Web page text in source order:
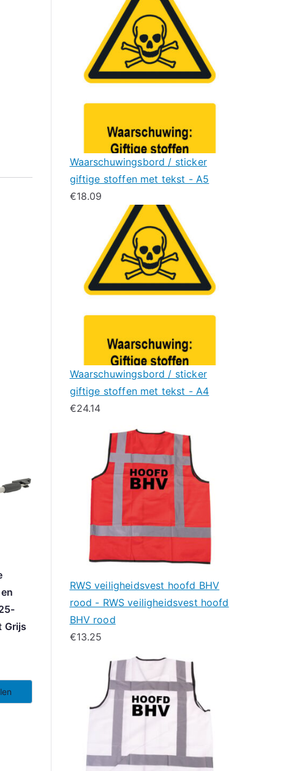
Grijs
Waarschuwingsbord / sticker
giftige stoffen met tekst - A5
€18.09
Waarschuwingsbord / sticker
giftige stoffen met tekst - A4
€24.14
RWS veiligheidsvest hoofd BHV
rood - RWS veiligheidsvest hoofd
BHV rood
€13.25